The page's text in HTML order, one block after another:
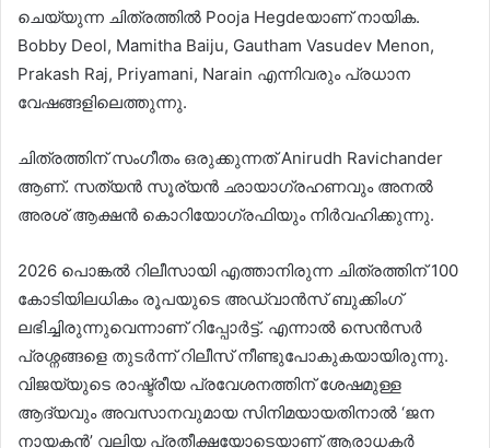
ചെയ്യുന്ന ചിത്രത്തിൽ Pooja Hegdeയാണ് നായിക.
Bobby Deol, Mamitha Baiju, Gautham Vasudev Menon,
Prakash Raj, Priyamani, Narain എന്നിവരും പ്രധാന
വേഷങ്ങളിലെത്തുന്നു.
ചിത്രത്തിന് സംഗീതം ഒരുക്കുന്നത് Anirudh Ravichander
ആണ്. സത്യൻ സൂര്യൻ ഛായാഗ്രഹണവും അനൽ
അരശ് ആക്ഷൻ കൊറിയോഗ്രഫിയും നിർവഹിക്കുന്നു.
2026 പൊങ്കൽ റിലീസായി എത്താനിരുന്ന ചിത്രത്തിന് 100
കോടിയിലധികം രൂപയുടെ അഡ്വാൻസ് ബുക്കിംഗ്
ലഭിച്ചിരുന്നുവെന്നാണ് റിപ്പോർട്ട്. എന്നാൽ സെൻസർ
പ്രശ്നങ്ങളെ തുടർന്ന് റിലീസ് നീണ്ടുപോകുകയായിരുന്നു.
വിജയ്‌യുടെ രാഷ്ട്രീയ പ്രവേശനത്തിന് ശേഷമുള്ള
ആദ്യവും അവസാനവുമായ സിനിമയായതിനാൽ ‘ജന
നായകൻ’ വലിയ പ്രതീക്ഷയോടെയാണ് ആരാധകർ